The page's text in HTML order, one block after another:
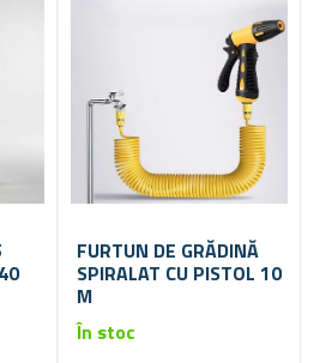
FURTUN DE GRĂDINĂ
SPIRALAT CU PISTOL 10
M
În stoc